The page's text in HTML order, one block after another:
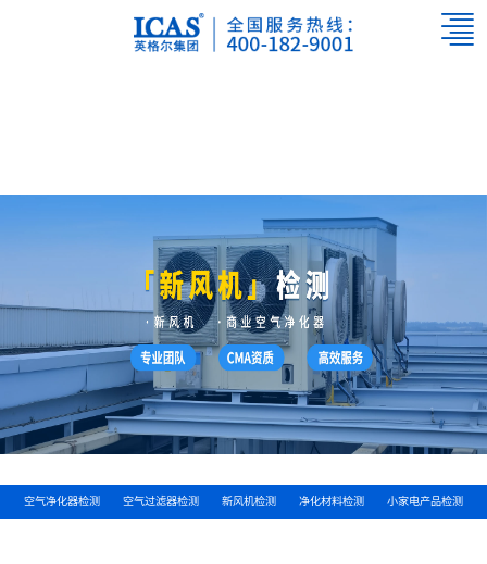
空气净化器检测 空气过滤器检测 新风机检测 净化材料检测 小家电产品检测